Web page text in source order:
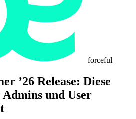
forceful
’26 Release: Diese
und User